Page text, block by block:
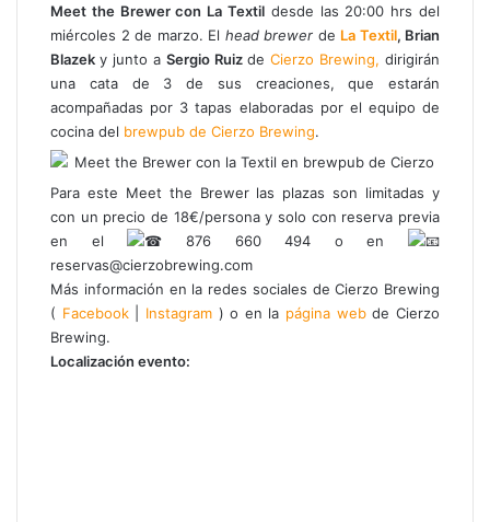
Meet the Brewer con La Textil desde las 20:00 hrs del
miércoles 2 de marzo. El head brewer de La Textil, Brian
Blazek y junto a Sergio Ruiz de Cierzo Brewing, dirigirán
una cata de 3 de sus creaciones, que estarán
acompañadas por 3 tapas elaboradas por el equipo de
cocina del brewpub de Cierzo Brewing.
Para este Meet the Brewer las plazas son limitadas y
con un precio de 18€/persona y solo con reserva previa
en el
876 660 494 o en
reservas@cierzobrewing.com
Más información en la redes sociales de Cierzo Brewing
( Facebook| Instagram) o en la página webde Cierzo
Brewing.
Localización evento: